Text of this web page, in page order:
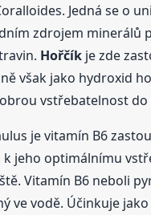
Jedná se o
zdrojem minerálů
Hořčík je zde
však jako hydroxid
vstřebatelnost
je vitamín B6
k jeho optimálnímu
Vitamín B6 neboli
ve vodě. Účinkuje